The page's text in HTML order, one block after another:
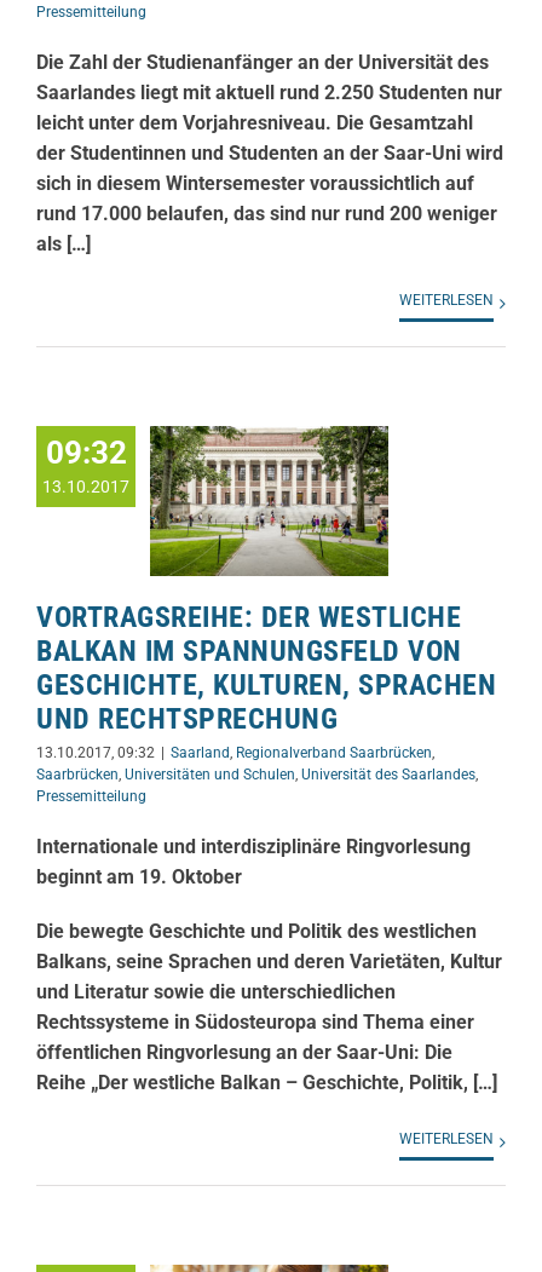
Pressemitteilung
Die Zahl der Studienanfänger an der Universität des
Saarlandes liegt mit aktuell rund 2.250 Studenten nur
leicht unter dem Vorjahresniveau. Die Gesamtzahl
der Studentinnen und Studenten an der Saar-Uni wird
sich in diesem Wintersemester voraussichtlich auf
rund 17.000 belaufen, das sind nur rund 200 weniger
als […]
WEITERLESEN
09:32
13.10.2017
VORTRAGSREIHE: DER WESTLICHE
BALKAN IM SPANNUNGSFELD VON
GESCHICHTE, KULTUREN, SPRACHEN
UND RECHTSPRECHUNG
13.10.2017, 09:32 Saarland, Regionalverband Saarbrücken,
Saarbrücken, Universitäten und Schulen, Universität des Saarlandes,
Pressemitteilung
Internationale und interdisziplinäre Ringvorlesung
beginnt am 19. Oktober
Die bewegte Geschichte und Politik des westlichen
Balkans, seine Sprachen und deren Varietäten, Kultur
und Literatur sowie die unterschiedlichen
Rechtssysteme in Südosteuropa sind Thema einer
öffentlichen Ringvorlesung an der Saar-Uni: Die
Reihe „Der westliche Balkan – Geschichte, Politik, […]
WEITERLESEN